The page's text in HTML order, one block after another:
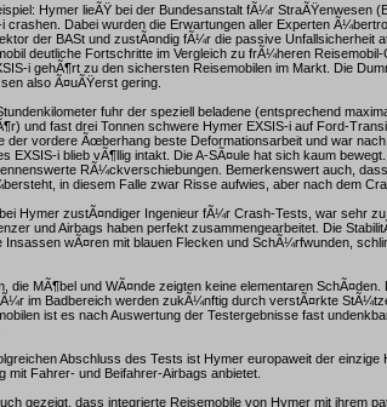
Hymer lieÃŸ bei der Bundesanstalt fÃ¼r StraÃŸenwesen
crashen. Dabei wurden die Erwartungen aller Experten
der BASt und zustÃ¤ndig fÃ¼r die passive Unfallsicherheit
deutliche Fortschritte im Vergleich zu frÃ¼heren
i gehÃ¶rt zu den sichersten Reisemobilen im Markt. Die
also Ã¤uÃŸerst gering.
fuhr der speziell beladene (entsprechend
und fast drei Tonnen schwere Hymer EXSIS-i auf Ford-
der vordere Ãœberhang beste Deformationsarbeit und war
EXSIS-i blieb vÃ¶llig intakt. Die A-SÃ¤ule hat sich kaum
RÃ¼ckverschiebungen. Bemerkenswert auch,
in diesem Falle zwar Risse aufwies, aber nach dem
Hymer zustÃ¤ndiger Ingenieur fÃ¼r Crash-Tests, war sehr
und Airbags haben perfekt zusammengearbeitet. Die
Insassen wÃ¤ren mit blauen Flecken und SchÃ¼rfwunden,
die MÃ¶bel und WÃ¤nde zeigten keine elementaren
im Badbereich werden zukÃ¼nftig durch verstÃ¤rkte
ist es nach Auswertung der Testergebnisse fast
Abschluss des Tests ist Hymer europaweit der einzige
mit Fahrer- und Beifahrer-Airbags anbietet.
gezeigt, dass integrierte Reisemobile von Hymer mit ihrem